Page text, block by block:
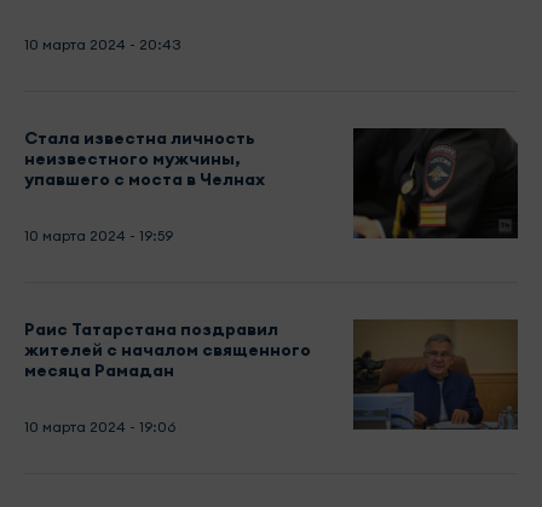
10 марта 2024 - 20:43
Стала известна личность
неизвестного мужчины,
упавшего с моста в Челнах
10 марта 2024 - 19:59
Раис Татарстана поздравил
жителей с началом священного
месяца Рамадан
10 марта 2024 - 19:06